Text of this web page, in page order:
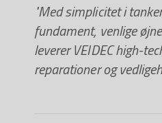
"Med simplicitet i
fundament, venlige
leverer VEIDEC high-
reparationer og